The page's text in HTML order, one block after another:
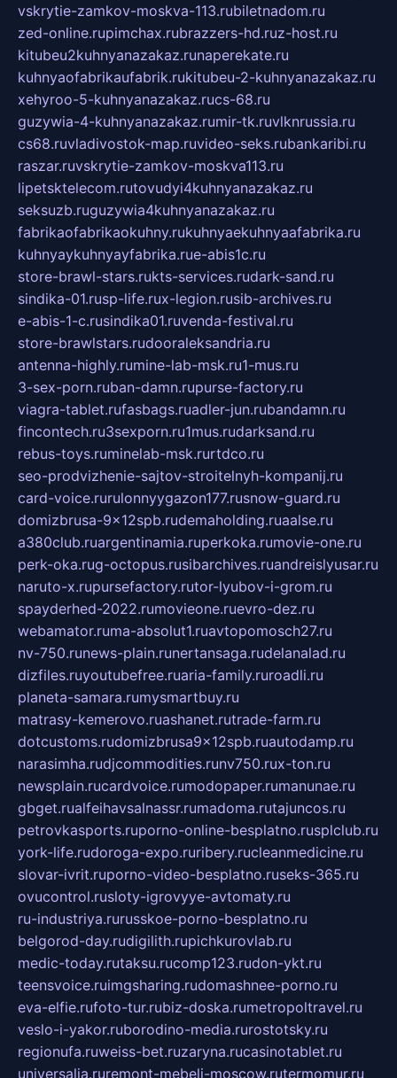
vskrytie-zamkov-moskva-113.rubiletnadom.ru
zed-online.rupimchax.rubrazzers-hd.ruz-host.ru
kitubeu2kuhnyanazakaz.runaperekate.ru
kuhnyaofabrikaufabrik.rukitubeu-2-kuhnyanazakaz.ru
xehyroo-5-kuhnyanazakaz.rucs-68.ru
guzywia-4-kuhnyanazakaz.rumir-tk.ruvlknrussia.ru
cs68.ruvladivostok-map.ruvideo-seks.rubankaribi.ru
raszar.ruvskrytie-zamkov-moskva113.ru
lipetsktelecom.rutovudyi4kuhnyanazakaz.ru
seksuzb.ruguzywia4kuhnyanazakaz.ru
fabrikaofabrikaokuhny.rukuhnyaekuhnyaafabrika.ru
kuhnyaykuhnyayfabrika.rue-abis1c.ru
store-brawl-stars.rukts-services.rudark-sand.ru
sindika-01.rusp-life.rux-legion.rusib-archives.ru
e-abis-1-c.rusindika01.ruvenda-festival.ru
store-brawlstars.rudooraleksandria.ru
antenna-highly.rumine-lab-msk.ru1-mus.ru
3-sex-porn.ruban-damn.rupurse-factory.ru
viagra-tablet.rufasbags.ruadler-jun.rubandamn.ru
fincontech.ru3sexporn.ru1mus.rudarksand.ru
rebus-toys.ruminelab-msk.rurtdco.ru
seo-prodvizhenie-sajtov-stroitelnyh-kompanij.ru
card-voice.rurulonnyygazon177.rusnow-guard.ru
domizbrusa-9x12spb.rudemaholding.ruaalse.ru
a380club.ruargentinamia.ruperkoka.rumovie-one.ru
perk-oka.rug-octopus.rusibarchives.ruandreislyusar.ru
naruto-x.rupursefactory.rutor-lyubov-i-grom.ru
spayderhed-2022.rumovieone.ruevro-dez.ru
webamator.ruma-absolut1.ruavtopomosch27.ru
nv-750.runews-plain.runertansaga.rudelanalad.ru
dizfiles.ruyoutubefree.ruaria-family.ruroadli.ru
planeta-samara.rumysmartbuy.ru
matrasy-kemerovo.ruashanet.rutrade-farm.ru
dotcustoms.rudomizbrusa9x12spb.ruautodamp.ru
narasimha.rudjcommodities.runv750.rux-ton.ru
newsplain.rucardvoice.rumodopaper.rumanunae.ru
gbget.rualfeihavsalnassr.rumadoma.rutajuncos.ru
petrovkasports.ruporno-online-besplatno.rusplclub.ru
york-life.rudoroga-expo.ruribery.rucleanmedicine.ru
slovar-ivrit.ruporno-video-besplatno.ruseks-365.ru
ovucontrol.rusloty-igrovyye-avtomaty.ru
ru-industriya.rurusskoe-porno-besplatno.ru
belgorod-day.rudigilith.rupichkurovlab.ru
medic-today.rutaksu.rucomp123.rudon-ykt.ru
teensvoice.ruimgsharing.rudomashnee-porno.ru
eva-elfie.rufoto-tur.rubiz-doska.rumetropoltravel.ru
veslo-i-yakor.ruborodino-media.rurostotsky.ru
regionufa.ruweiss-bet.ruzaryna.rucasinotablet.ru
universalia.ruremont-mebeli-moscow.rutermomur.ru